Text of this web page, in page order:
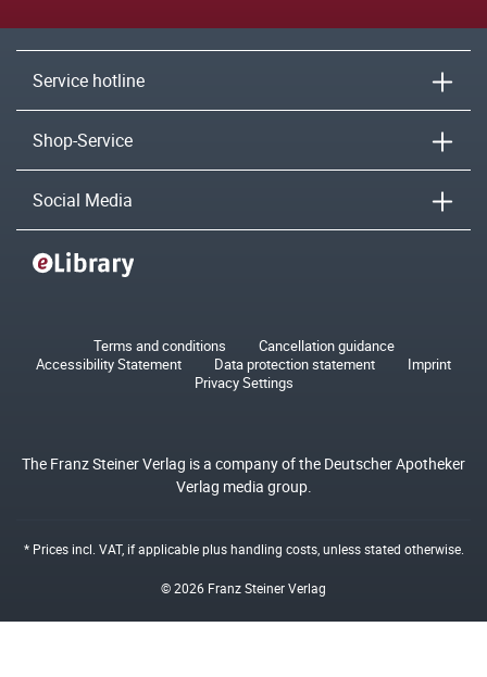
Service hotline
Shop-Service
Social Media
Terms and conditions
Cancellation guidance
Accessibility Statement
Data protection statement
Imprint
Privacy Settings
The Franz Steiner Verlag is a company of the Deutscher Apotheker
Verlag media group.
* Prices incl. VAT, if applicable plushandling costs, unless stated otherwise.
© 2026 Franz Steiner Verlag